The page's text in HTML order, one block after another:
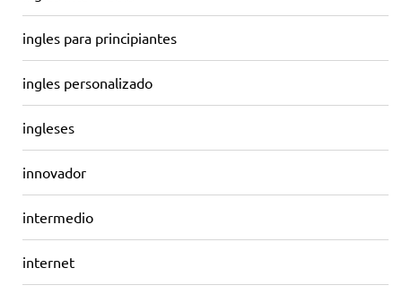
ingles para principiantes
ingles personalizado
ingleses
innovador
intermedio
internet